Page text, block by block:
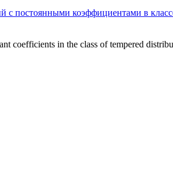
с постоянными коэффициентами в
coefficients in the class of tempered